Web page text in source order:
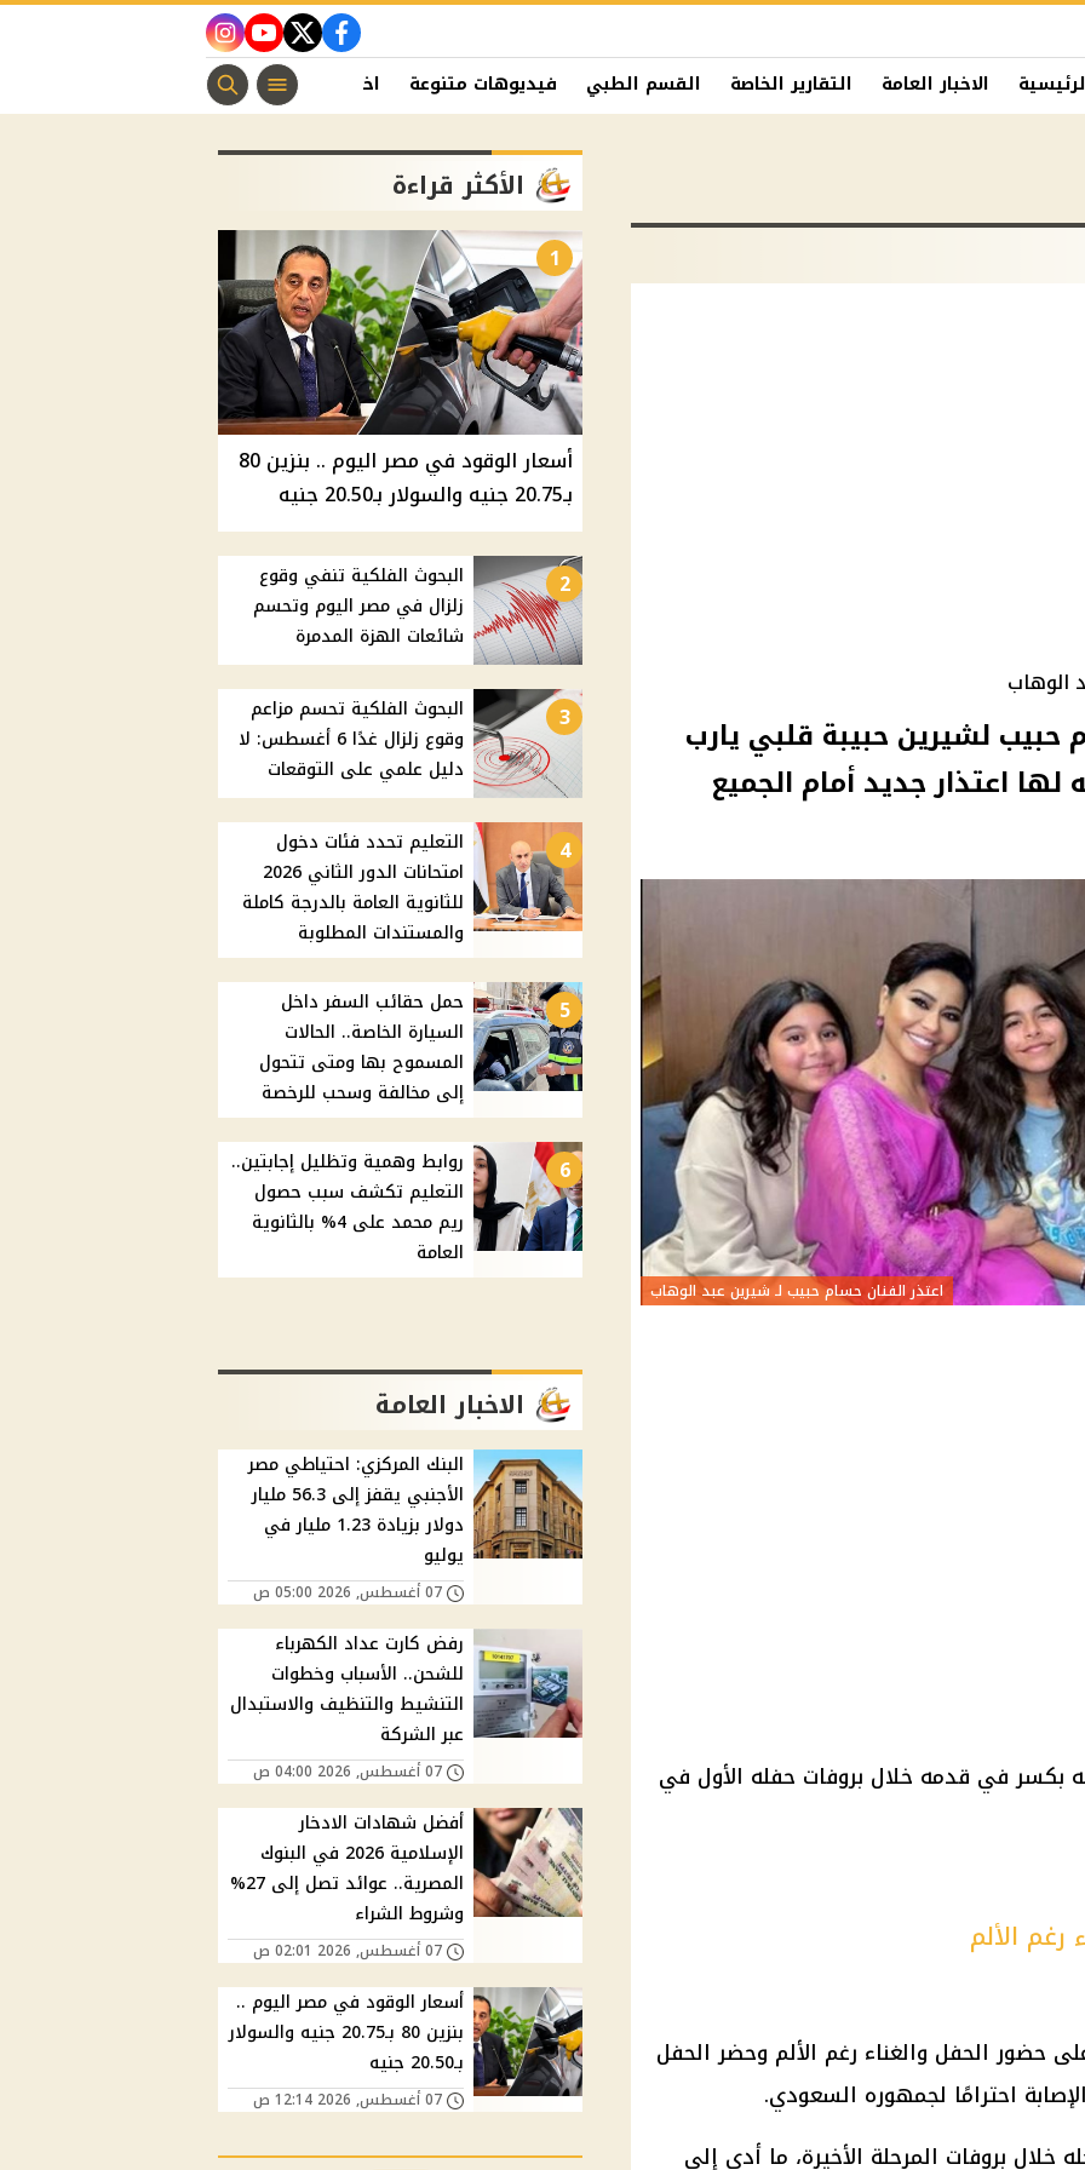
facebook
twitter
youtube
instagram
الاخبار العامة التقارير الخاصة القسم الطبي فيديوهات متنوعة اخبار الفن منوعات مسيحية
الوهاب
لشيرين حبيبة قلبي يارب
اعتذار جديد أمام الجميع
اعتذر الفنان حسام حبيب لـ شيرين عبد الوهاب
بكسر في قدمه خلال بروفات حفله الأول في
الألم
حضور الحفل والغناء رغم الألم وحضر الحفل
احترامًا لجمهوره السعودي.
بروفات المرحلة الأخيرة، ما أدى إلى
الأكثر قراءة
1
أسعار الوقود في مصر اليوم .. بنزين 80
بـ20.75 جنيه والسولار بـ20.50 جنيه
2
البحوث الفلكية تنفي وقوع
زلزال في مصر اليوم وتحسم
شائعات الهزة المدمرة
3
البحوث الفلكية تحسم مزاعم
وقوع زلزال غدًا 6 أغسطس: لا
دليل علمي على التوقعات
4
التعليم تحدد فئات دخول
امتحانات الدور الثاني 2026
للثانوية العامة بالدرجة كاملة
والمستندات المطلوبة
5
حمل حقائب السفر داخل
السيارة الخاصة.. الحالات
المسموح بها ومتى تتحول
إلى مخالفة وسحب للرخصة
6
روابط وهمية وتظليل إجابتين..
التعليم تكشف سبب حصول
ريم محمد على 4% بالثانوية
العامة
الاخبار العامة
البنك المركزي: احتياطي مصر
الأجنبي يقفز إلى 56.3 مليار
دولار بزيادة 1.23 مليار في
يوليو
07 أغسطس, 2026 05:00 ص
رفض كارت عداد الكهرباء
للشحن.. الأسباب وخطوات
التنشيط والتنظيف والاستبدال
عبر الشركة
07 أغسطس, 2026 04:00 ص
أفضل شهادات الادخار
الإسلامية 2026 في البنوك
المصرية.. عوائد تصل إلى 27%
وشروط الشراء
07 أغسطس, 2026 02:01 ص
أسعار الوقود في مصر اليوم ..
بنزين 80 بـ20.75 جنيه والسولار
بـ20.50 جنيه
07 أغسطس, 2026 12:14 ص